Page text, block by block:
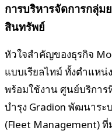
การบริหารจัดการกลุ่ม
สินทรัพย์
หัวใจสำคัญของธุรกิจ
แบบเรียลไทม์ ทั้งตำแห
พร้อมใช้งาน ศูนย์บริกา
บำรุง Gradion พัฒนาร
(Fleet Management)